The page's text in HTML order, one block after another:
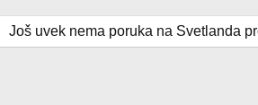
Još uvek nema poruka na Svetlanda